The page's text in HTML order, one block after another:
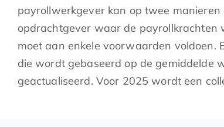
payrollwerkgever kan op twee
opdrachtgever waar de payrollkrachten
moet aan enkele voorwaarden voldoen.
die wordt gebaseerd op de gemiddelde
geactualiseerd. Voor 2025 wordt een